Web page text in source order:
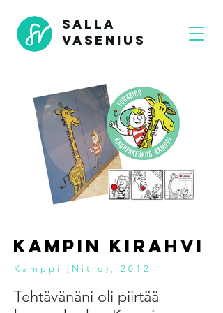
SALLA
VASENIUS
Kampin kirahvi
Tehtävänäni oli piirtää
Kamppi (Nitro), 2012